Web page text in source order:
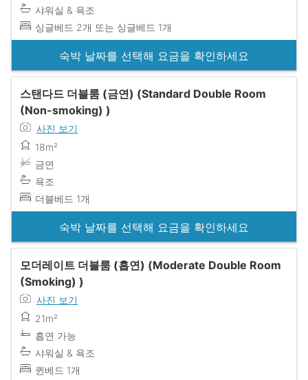
샤워실 & 욕조
싱글베드 2개 또는 싱글베드 1개
숙박 날짜를 선택해 요금을 확인하세요
스탠다드 더블룸 (금연) (Standard Double Room
(Non-smoking) )
사진 보기
18m²
금연
욕조
더블베드 1개
숙박 날짜를 선택해 요금을 확인하세요
모더레이트 더블룸 (흡연) (Moderate Double Room
(Smoking) )
사진 보기
21m²
흡연 가능
샤워실 & 욕조
퀸베드 1개